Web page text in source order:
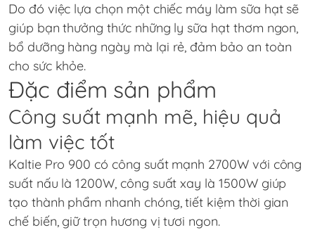
Do đó việc lựa chọn một chiếc máy làm sữa hạt sẽ
giúp bạn thưởng thức những ly sữa hạt thơm ngon,
bổ dưỡng hàng ngày mà lại rẻ, đảm bảo an toàn
cho sức khỏe.
Đặc điểm sản phẩm
Công suất mạnh mẽ, hiệu quả
làm việc tốt
Kaltie Pro 900 có công suất mạnh 2700W với công
suất nấu là 1200W, công suất xay là 1500W giúp
tạo thành phẩm nhanh chóng, tiết kiệm thời gian
chế biến, giữ trọn hương vị tươi ngon.